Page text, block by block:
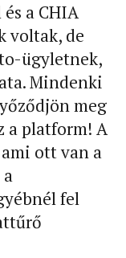
és a CHIA
voltak, de
ügyletnek,
Mindenki
meg
a platform! A
ott van a
fel